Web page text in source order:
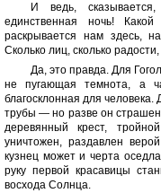
И ведь,
единственная ночь!
раскрывается нам здесь,
Сколько лиц, сколько
Да, это правда. Для
не пугающая темнота, а
благосклонная для человека.
трубы — но разве он
деревянный крест,
уничтожен, раздавлен
кузнец может и черта
руку первой красавицы
восхода Солнца.